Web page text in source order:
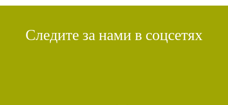
Следите за нами в соцсетях